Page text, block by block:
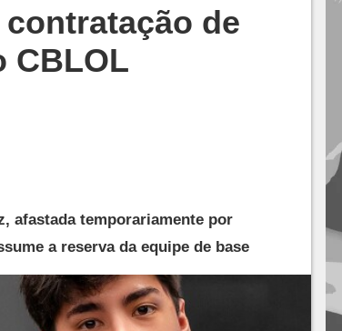
de
CBLOL
afastada temporariamente por
a reserva da equipe de base